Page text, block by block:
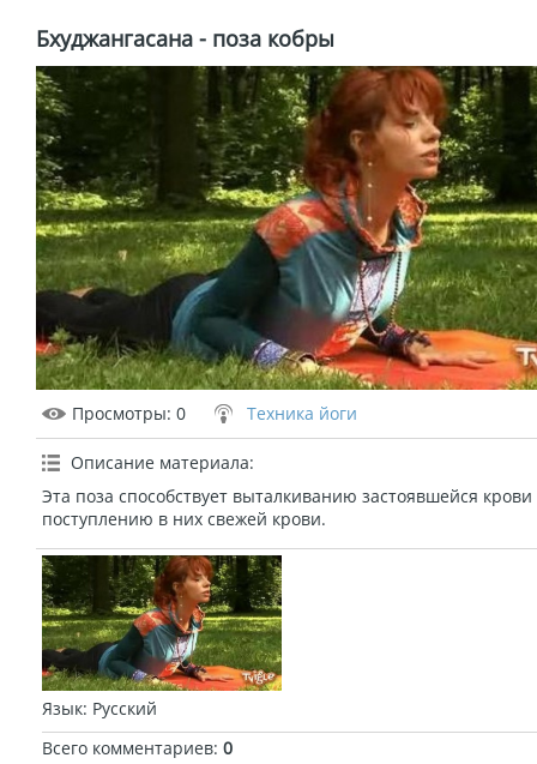
Бхуджангасана - поза кобры
Просмотры: 0 Техника йоги
Описание материала:
Эта поза способствует выталкиванию застоявшейся
поступлению в них свежей крови.
Язык: Русский
Всего комментариев: 0